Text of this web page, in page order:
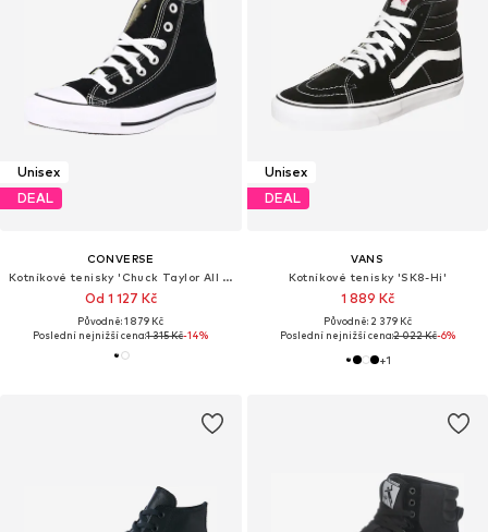
Unisex
DEAL
CONVERSE
Kotníkové tenisky 'Chuck Taylor All Star'
Od 1 127 Kč
Původně: 1 879 Kč
Poslední nejnižší cena:1 315 Kč-14%
Unisex
DEAL
VANS
Kotníkové tenisky 'SK8-Hi'
1 889 Kč
Původně: 2 379 Kč
Poslední nejnižší cena:2 022 Kč-6%
+1